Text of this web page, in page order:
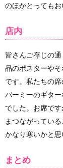
のほかとってもお
店内
皆さんご存じの
品のポスターや
です。私たちの
バーミーのギタ
でした。お席で
まつながってい
かなり寒いかと思
まとめ